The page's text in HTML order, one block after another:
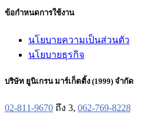
ข้อกำหนดการใช้งาน
นโยบายความเป็นส่วนตัว
นโยบายธุรกิจ
บริษัท ยูนิเกรน มาร์เก็ตติ้ง (1999) จำกัด
02-811-9670 ถึง 3, 062-769-8228